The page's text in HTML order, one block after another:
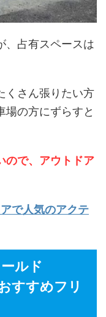
、占有スペースは
くさん張りたい方
場の方にずらすと
ので、アウトドア
で人気のアクテ
ルド
すすめフリ